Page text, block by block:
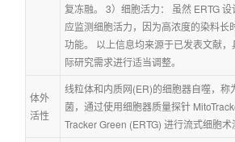
复冻融。 3）细胞活力： 虽然 ERTG
应监测细胞活力，因为高浓度的染料长
功能。 以上信息均来源于已发表文献
际研究需求进行适当调整。
体外
活性
线粒体和内质网(ER)的细胞器自噬，称
菌，通过使用细胞器质量探针
Tracker Green (ERTG) 进行流式细胞术